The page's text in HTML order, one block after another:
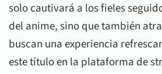
solo cautivará a los fieles
del anime, sino que también
buscan una experiencia
este título en la plataforma de